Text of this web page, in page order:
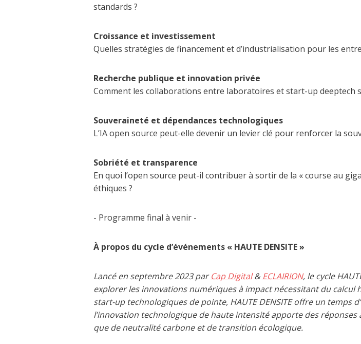
standards ?
Croissance et investissement
Quelles stratégies de financement et d’industrialisation pour les
Recherche publique et innovation privée
Comment les collaborations entre laboratoires et start-up deeptech
Souveraineté et dépendances technologiques
L’IA open source peut-elle devenir un levier clé pour renforcer la
Sobriété et transparence
En quoi l’open source peut-il contribuer à sortir de la « course au
éthiques ?
- Programme final à venir -
À propos du cycle d’événements « HAUTE DENSITE »
Lancé en septembre 2023 parCap Digital& ECLAIRION, le cycle
explorer les innovations numériques à impact nécessitant du
start-up technologiques de pointe, HAUTE DENSITE offre un temps
l’innovation technologique de haute intensité apporte des
que de neutralité carbone et de transition écologique.